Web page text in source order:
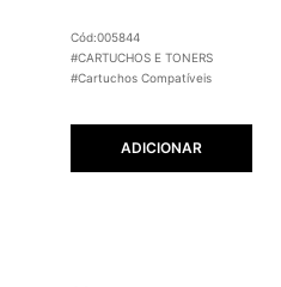
Cód:005844
#CARTUCHOS E TONERS
#Cartuchos Compatíveis
ADICIONAR